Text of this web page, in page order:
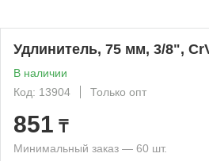
Удлинитель, 75 мм, 3/8",
В наличии
Код: 13904
Только опт
851 ₸
Минимальный заказ — 60 шт.